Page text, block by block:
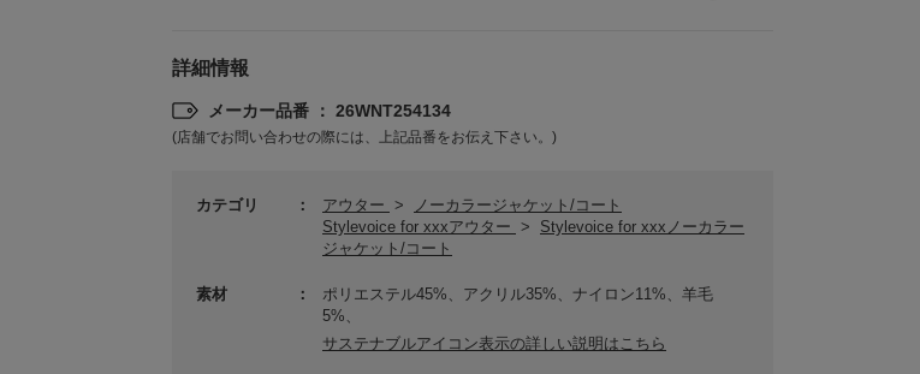
詳細情報
メーカー品番 ： 26WNT254134
(店舗でお問い合わせの際には、上記品番をお伝え下さい。)
カテゴリ アウター >
ノーカラージャケット/コート
Stylevoice for xxxアウター >
Stylevoice for xxxノーカラー
ジャケット/コート
素材
ポリエステル45%、アクリル35%、ナイロン11%、羊毛
5%、
サステナブルアイコン表示の詳しい説明はこちら